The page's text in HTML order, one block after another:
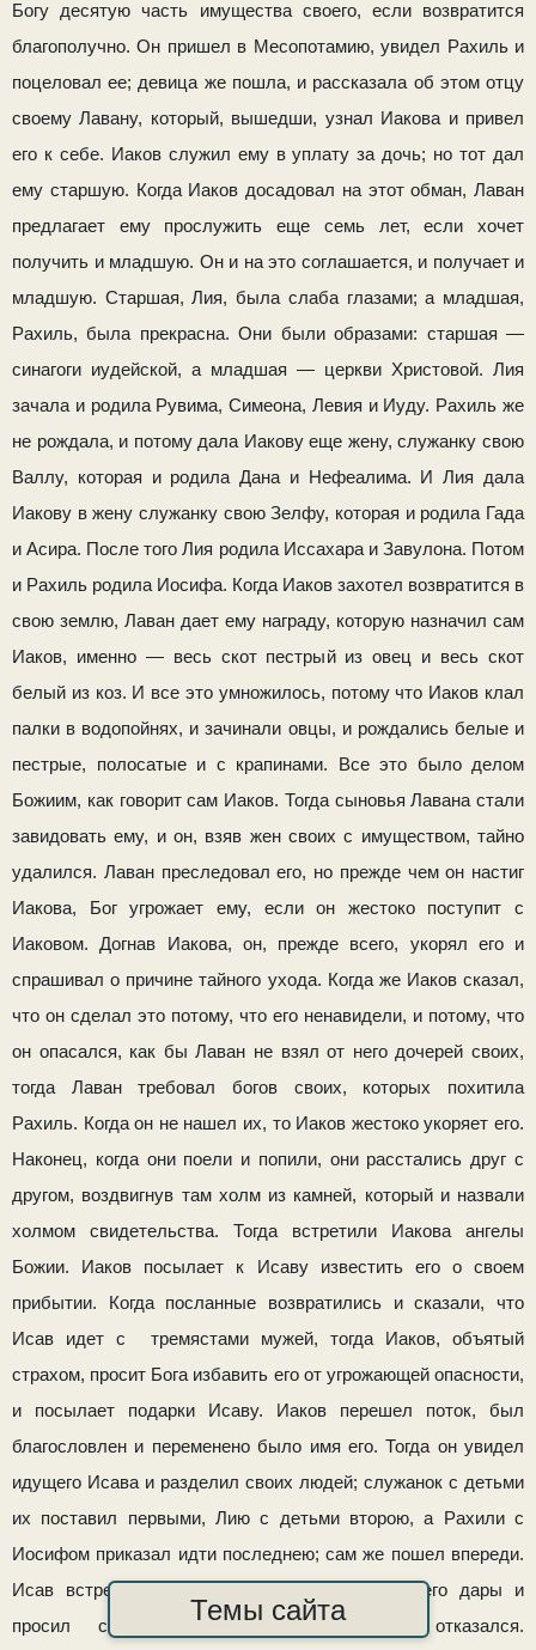
Богу десятую часть имущества своего, если возвратится
благополучно. Он пришел в Месопотамию, увидел Рахиль и
поцеловал ее; девица же пошла, и рассказала об этом отцу
своему Лавану, который, вышедши, узнал Иакова и привел
его к себе. Иаков служил ему в уплату за дочь; но тот дал
ему старшую. Когда Иаков досадовал на этот обман, Лаван
предлагает ему прослу­жить еще семь лет, если хочет
получить и младшую. Он и на это соглашается, и получает и
младшую. Старшая, Лия, была слаба глазами; а младшая,
Рахиль, была прекрасна. Они были образами: старшая —
синагоги иудейской, а младшая — церкви Хри­стовой. Лия
зачала и родила Рувима, Симеона, Левия и Иуду. Рахиль же
не рождала, и потому дала Иакову еще жену, служанку свою
Валлу, которая и родила Дана и Нефеалима. И Лия дала
Иакову в жену служанку свою Зелфу, которая и родила Гада
и Асира. После того Лия родила Иссахара и Завулона. Потом
и Рахиль родила Иосифа. Когда Иаков захотел воз­вратится в
свою землю, Лаван дает ему награду, которую назначил сам
Иаков, именно — весь скот пестрый из овец и весь скот
белый из коз. И все это умножилось, потому что Иаков клал
палки в водопойнях, и зачинали овцы, и рождались белые и
пестрые, полосатые и с крапинами. Все это было делом
Божиим, как говорит сам Иаков. Тогда сы­новья Лавана стали
завидовать ему, и он, взяв жен своих с имуществом, тайно
удалился. Лаван преследовал его, но прежде чем он настиг
Иакова, Бог угрожает ему, если он жестоко поступит с
Иаковом. Догнав Иакова, он, прежде всего, укорял его и
спрашивал о причине тайного ухода. Когда же Иаков сказал,
что он сделал это потому, что его ненавидели, и потому, что
он опасался, как бы Лаван не взял от него дочерей своих,
тогда Лаван требовал богов своих, которых похитила
Рахиль. Когда он не нашел их, то Иаков жестоко укоряет его.
Наконец, когда они поели и попили, они расстались друг с
другом, воздвигнув там холм из камней, который и назвали
холмом свидетельства. Тогда встретили Иакова ангелы
Божии. Иаков посылает к Исаву известить его о своем
прибытии. Когда посланные воз­вратились и сказали, что
Исав идет с тремястами му­жей, тогда Иаков, объятый
страхом, просит Бога избавить его от угрожающей опасности,
и посылает подарки Исаву. Иаков перешел поток, был
благословлен и переменено было имя его. Тогда он увидел
идущего Исава и разделил сво­их людей; служанок с детьми
их поставил первыми, Лию с детьми второю, а Рахили с
Иосифом приказал идти по­следнею; сам же пошел впереди.
Исав встретил его дру­желюбно, принял от него дары и
просил сопутствовать ему; но Иаков отказался.
Темы сайта